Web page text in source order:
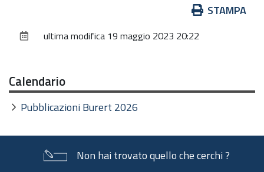
documento
STAMPA
ultima modifica 19 maggio 2023 20:22
Calendario
Pubblicazioni Burert 2026
Non hai trovato quello che cerchi ?